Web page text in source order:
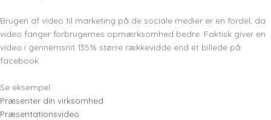
Brugen af video til marketing på de sociale medier er en fordel, da
video fanger forbrugernes opmærksomhed bedre. Faktisk giver en
video i gennemsnit 135% større rækkevidde end et billede på
facebook.
Se eksempel
Præsenter din virksomhed
Præsentationsvideo